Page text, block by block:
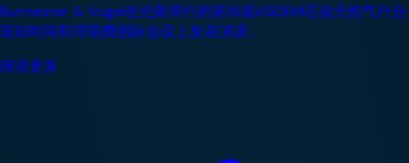
Burmester & Vogel在伦敦举行的第16届ASDEM石油天然气行业
装卸时间和滞期费国际会议上发表演讲。
阅读更多